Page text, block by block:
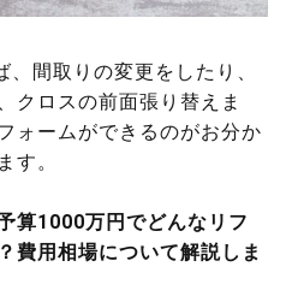
間取りの変更をしたり、
クロスの前面張り替えま
ォームができるのがお分か
す。
算1000万円でどんなリフ
費用相場について解説しま